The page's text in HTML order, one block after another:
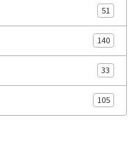
51
140
33
105